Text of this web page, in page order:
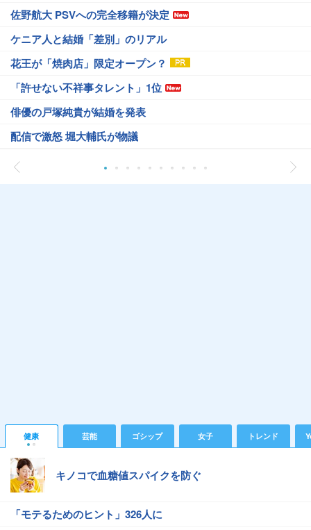
佐野航大 PSVへの完全移籍が決定
ケニア人と結婚「差別」のリアル
花王が「焼肉店」限定オープン？
「許せない不祥事タレント」1位
俳優の戸塚純貴が結婚を発表
配信で激怒 堀大輔氏が物議
健康 芸能 ゴシップ 女子 トレンド
キノコで血糖値スパイクを防ぐ
「モテるためのヒント」326人に